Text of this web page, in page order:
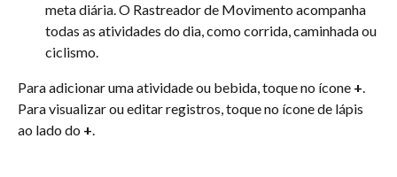
meta diária. O Rastreador de Movimento acompanha
todas as atividades do dia, como corrida, caminhada ou
ciclismo.
Para adicionar uma atividade ou bebida, toque no ícone +.
Para visualizar ou editar registros, toque no ícone de lápis
ao lado do +.